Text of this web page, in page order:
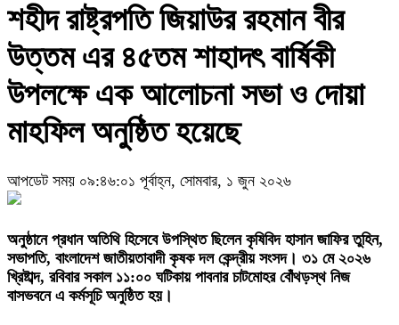
শহীদ রাষ্ট্রপতি জিয়াউর রহমান বীর
উত্তম এর ৪৫তম শাহাদৎ বার্ষিকী
উপলক্ষে এক আলোচনা সভা ও দোয়া
মাহফিল অনুষ্ঠিত হয়েছে
আপডেট সময় ০৯:৪৬:০১ পূর্বাহ্ন, সোমবার, ১ জুন ২০২৬
অনুষ্ঠানে প্রধান অতিথি হিসেবে উপস্থিত ছিলেন কৃষিবিদ হাসান জাফির তুহিন,
সভাপতি, বাংলাদেশ জাতীয়তাবাদী কৃষক দল কেন্দ্রীয় সংসদ। ৩১ মে ২০২৬
খ্রিষ্টাব্দ, রবিবার সকাল ১১:০০ ঘটিকায় পাবনার চাটমোহর বোঁথড়স্থ নিজ
বাসভবনে এ কর্মসূচি অনুষ্ঠিত হয়।